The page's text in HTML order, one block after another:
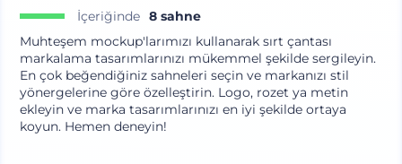
İçeriğinde 8 sahne
Muhteşem mockup'larımızı kullanarak sırt çantası
markalama tasarımlarınızı mükemmel şekilde sergileyin.
En çok beğendiğiniz sahneleri seçin ve markanızı stil
yönergelerine göre özelleştirin. Logo, rozet ya metin
ekleyin ve marka tasarımlarınızı en iyi şekilde ortaya
koyun. Hemen deneyin!